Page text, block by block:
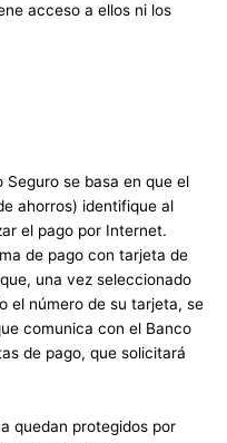
acceso a ellos ni los
Seguro se basa en que el
ahorros) identifique al
el pago por Internet.
de pago con tarjeta de
una vez seleccionado
el número de su tarjeta, se
comunica con el Banco
de pago, que solicitará
quedan protegidos por